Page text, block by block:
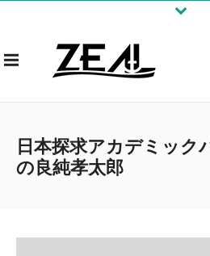
日本探求アカデミッ
の良純孝太郎